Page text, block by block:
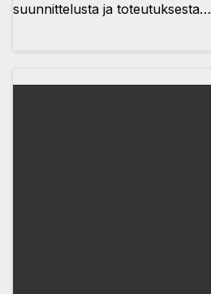
suunnittelusta ja toteutuksesta…